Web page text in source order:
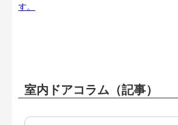
す。
室内ドアコラム（記事）